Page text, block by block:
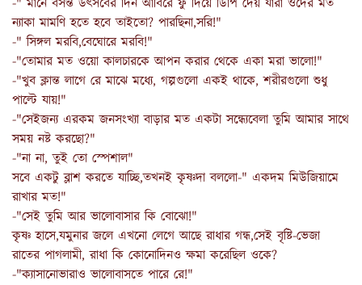
ন্যাকা মামণি হতে হবে তাইতো? পারছিনা,সরি!"
-" সিঙ্গল মরবি,বেঘোরে মরবি!"
-"তোমার মত ওয়ো কালচারকে আপন করার থেকে একা মরা ভালো!"
-"খুব ক্লান্ত লাগে রে মাঝে মধ্যে, গল্পগুলো একই থাকে, শরীরগুলো শুধু
পাল্টে যায়!"
-"সেইজন্য এরকম জনসংখ্যা বাড়ার মত একটা সন্ধ্যেবেলা তুমি আমার সাথে
সময় নষ্ট করছো?"
-"না না, তুই তো স্পেশাল"
সবে একটু ব্লাশ করতে যাচ্ছি,তখনই কৃষ্ণদা বললো-" একদম মিউজিয়ামে
রাখার মত!"
-"সেই তুমি আর ভালোবাসার কি বোঝো!"
কৃষ্ণ হাসে,যমুনার জলে এখনো লেগে আছে রাধার গন্ধ,সেই বৃষ্টি-ভেজা
রাতের পাগলামী, রাধা কি কোনোদিনও ক্ষমা করেছিল ওকে?
-"ক্যাসানোভারাও ভালোবাসতে পারে রে!"